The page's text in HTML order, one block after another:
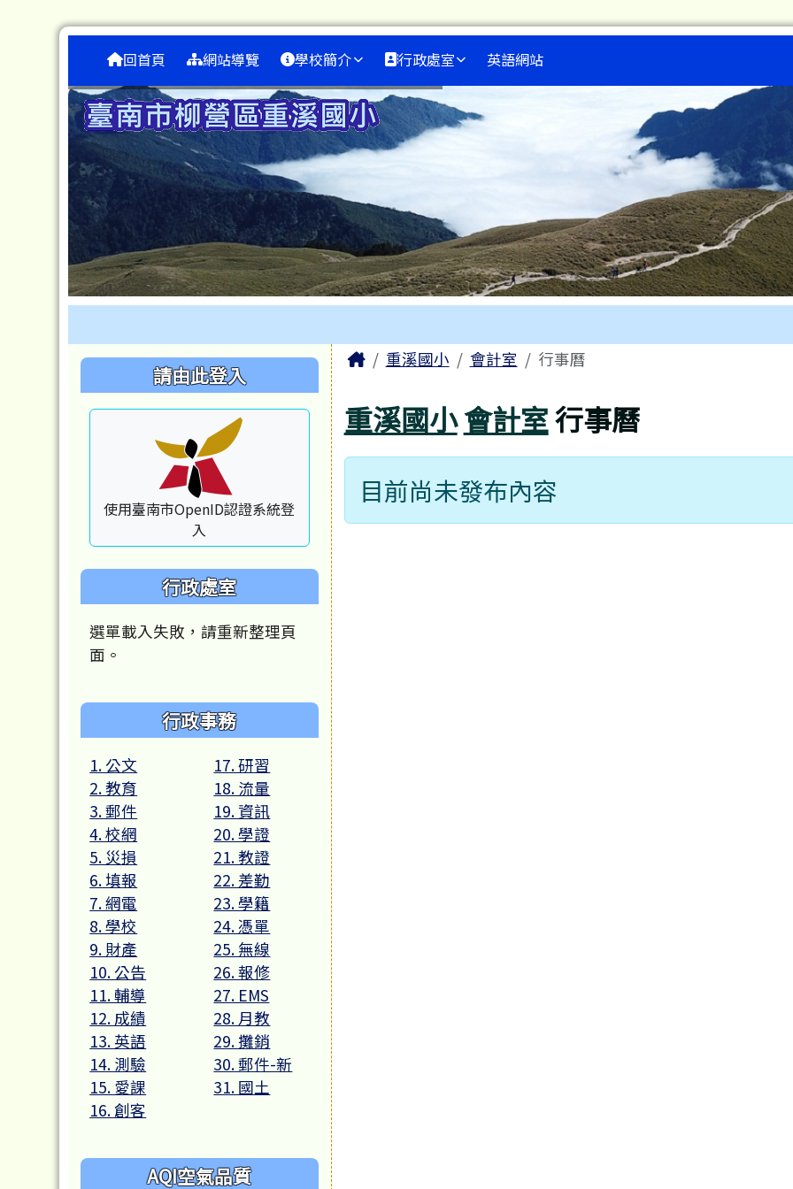
跳至主內容區
臺南市重溪國小
導覽列
回首頁 網站導覽 學校簡介 行政處室 英語網站
左邊區域內容
請由此登入
使用臺南市OpenID認證系統登
入
行政處室
選單載入失敗，請重新整理頁
面。
行政事務
1. 公文
2. 教育
3. 郵件
4. 校網
5. 災損
6. 填報
7. 網電
8. 學校
9. 財產
10. 公告
11. 輔導
12. 成績
13. 英語
14. 測驗
15. 愛課
16. 創客
17. 研習
18. 流量
19. 資訊
20. 學證
21. 教證
22. 差勤
23. 學籍
24. 憑單
25. 無線
26. 報修
27. EMS
28. 月教
29. 攤銷
30. 郵件-新
31. 國土
AQI空氣品質
主內容區域
Home重溪國小 會計室 行事曆
重溪國小會計室行事曆
目前尚未發布內容
頁尾區域